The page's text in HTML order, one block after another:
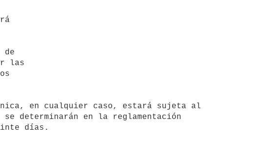
de
las
determinarán en la reglamentación
días.